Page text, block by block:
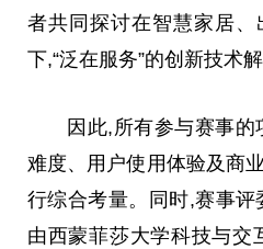
者共同探讨在智慧家居
下,“泛在服务”的创新技术解
因此,所有参与赛事
难度、用户使用体验及商
行综合考量。同时,赛事
由西蒙菲莎大学科技与交